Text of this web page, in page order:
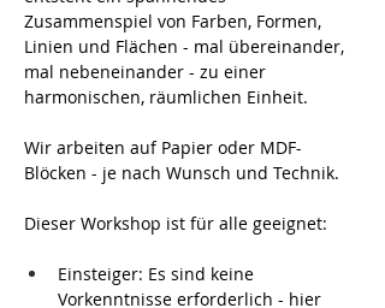
Zusammenspiel von Farben, Formen,
Linien und Flächen - mal übereinander,
mal nebeneinander - zu einer
harmonischen, räumlichen Einheit.
Wir arbeiten auf Papier oder MDF-
Blöcken - je nach Wunsch und Technik.
Dieser Workshop ist für alle geeignet:
﻿﻿Einsteiger: Es sind keine
Vorkenntnisse erforderlich - hier